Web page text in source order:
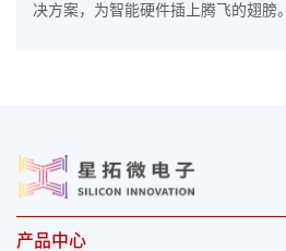
决方案，为智能硬件插上腾飞的翅膀。
产品中心